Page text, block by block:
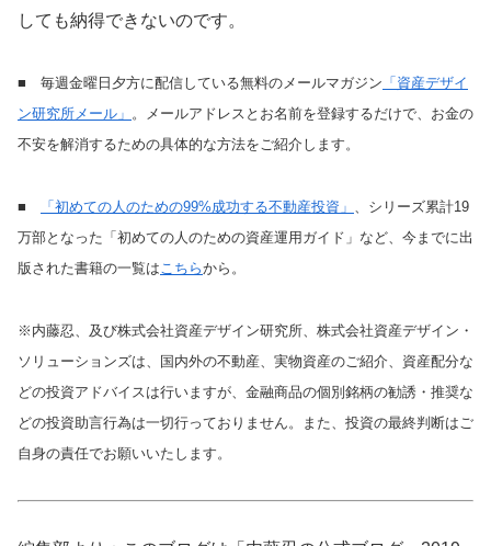
しても納得できないのです。
■ 毎週金曜日夕方に配信している無料のメールマガジン 「資産デザイ
ン研究所メール」 。メールアドレスとお名前を登録するだけで、お金の
不安を解消するための具体的な方法をご紹介します。
■ 「初めての人のための99%成功する不動産投資」 、シリーズ累計19
万部となった「初めての人のための資産運用ガイド」など、今までに出
版された書籍の一覧はこちらから。
※内藤忍、及び株式会社資産デザイン研究所、株式会社資産デザイン・
ソリューションズは、国内外の不動産、実物資産のご紹介、資産配分な
どの投資アドバイスは行いますが、金融商品の個別銘柄の勧誘・推奨な
どの投資助言行為は一切行っておりません。また、投資の最終判断はご
自身の責任でお願いいたします。